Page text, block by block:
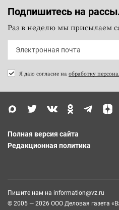
Подпишитесь на
Раз в неделю мы присылаем
Я даю согласие на обработку
Полная версия сайта
Редакционная политика
Пишите нам на information@vz.ru
© 2005 — 2026 ООО Деловая газета